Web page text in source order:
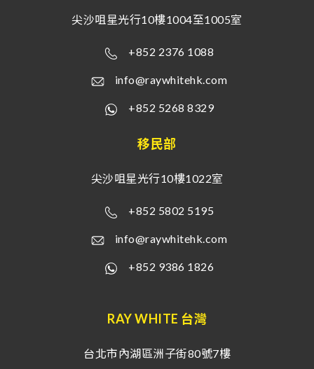
尖沙咀星光行10樓1004至1005室
+852 2376 1088
info@raywhitehk.com
+852 5268 8329
移民部
尖沙咀星光行10樓1022室
+852 5802 5195
info@raywhitehk.com
+852 9386 1826
RAY WHITE 台灣
台北市內湖區洲子街80號7樓